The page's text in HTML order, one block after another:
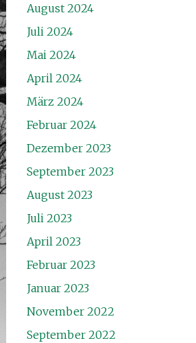
August 2024
Juli 2024
Mai 2024
April 2024
März 2024
Februar 2024
Dezember 2023
September 2023
August 2023
Juli 2023
April 2023
Februar 2023
Januar 2023
November 2022
September 2022